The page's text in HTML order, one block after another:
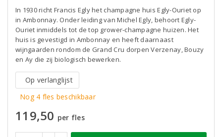
In 1930 richt Francis Egly het champagne huis Egly-Ouriet op
in Ambonnay. Onder leiding van Michel Egly, behoort Egly-
Ouriet inmiddels tot de top grower-champagne huizen. Het
huis is gevestigd in Ambonnay en heeft daarnaast
wijngaarden rondom de Grand Cru dorpen Verzenay, Bouzy
en Ay die zij biologisch bewerken.
Op verlanglijst
Nog 4 fles beschikbaar
119,50 per fles